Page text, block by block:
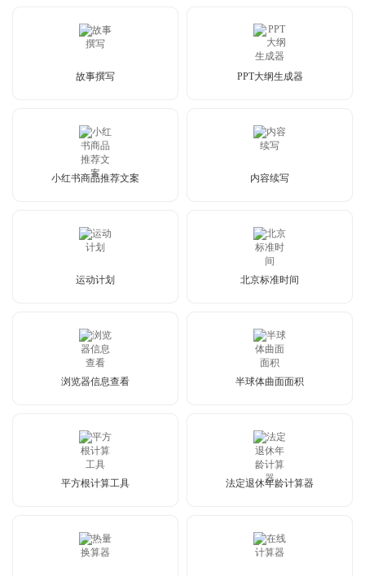
故事撰写 PPT大纲生成器
小红书商品推荐文案 内容续写
运动计划 北京标准时间
浏览器信息查看 半球体曲面面积
平方根计算工具 法定退休年龄计算器